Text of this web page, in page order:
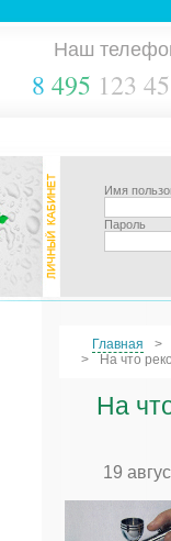
Наш
8 495 123
Имя
Пароль
Главная
На что
На
19